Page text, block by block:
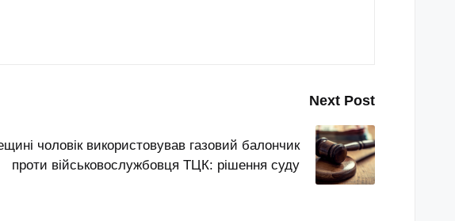
Next Post
чоловік використовував газовий балончик
проти військовослужбовця ТЦК: рішення суду